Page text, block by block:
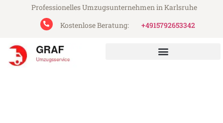
Professionelles Umzugsunternehmen in Karlsruhe
Kostenlose Beratung:
+4915792653342